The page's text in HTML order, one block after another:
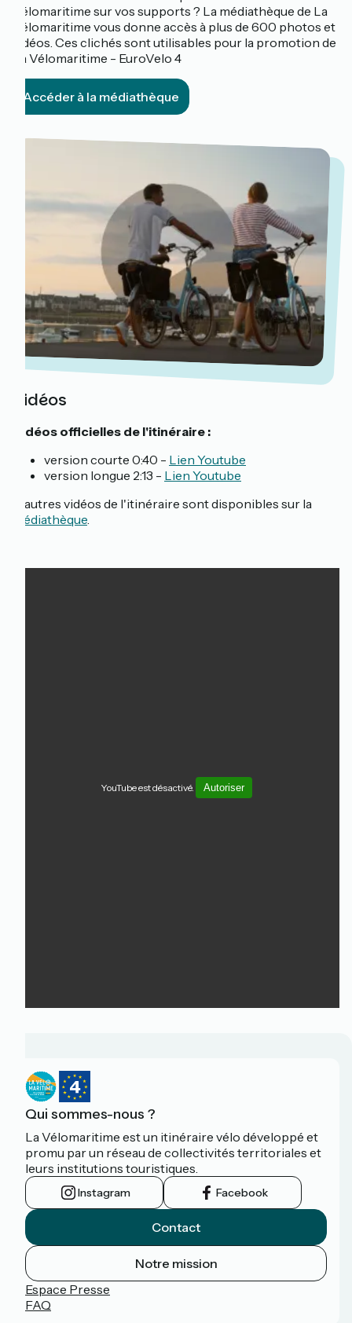
Vélomaritime sur vos supports ? La médiathèque de La
Vélomaritime vous donne accès à plus de 600 photos et
vidéos. Ces clichés sont utilisables pour la promotion de
La Vélomaritime - EuroVelo 4
Accéder à la médiathèque
Vidéos
Vidéos officielles de l'itinéraire :
version courte 0:40 - Lien Youtube
version longue 2:13 - Lien Youtube
D'autres vidéos de l'itinéraire sont disponibles sur la
médiathèque
YouTube est désactivé. Autoriser
Qui sommes-nous ?
La Vélomaritime est un itinéraire vélo développé et
promu par un réseau de collectivités territoriales et
leurs institutions touristiques.
Instagram Facebook
Contact
Notre mission
Espace Presse
FAQ